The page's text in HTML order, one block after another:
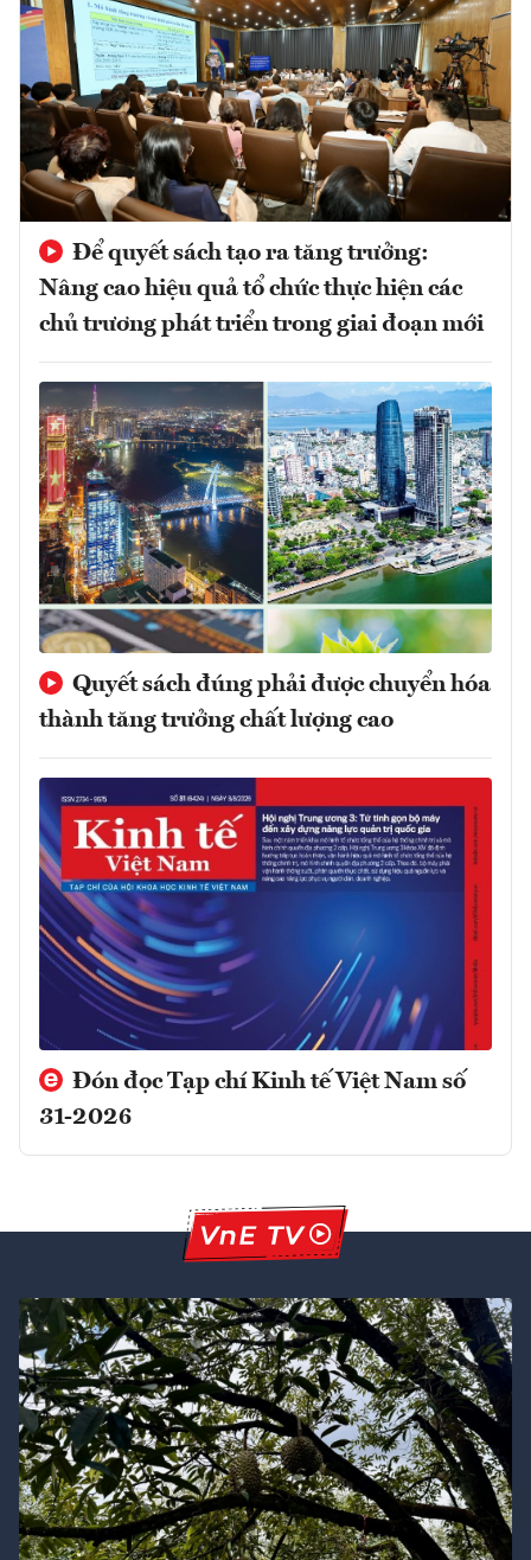
Để quyết sách tạo ra tăng trưởng:
Nâng cao hiệu quả tổ chức thực hiện các
chủ trương phát triển trong giai đoạn mới
Quyết sách đúng phải được chuyển hóa
thành tăng trưởng chất lượng cao
Đón đọc Tạp chí Kinh tế Việt Nam số
31-2026